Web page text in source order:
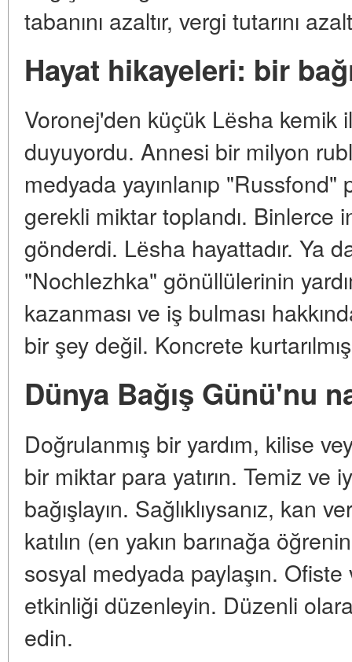
tabanını azaltır, vergi tutarını
Hayat hikayeleri: bir
Voronej'den küçük Lёsha kemik
duyuyordu. Annesi bir milyon
medyada yayınlanıp
gerekli miktar toplandı. Binlerce
gönderdi. Lёsha hayattadır. Ya
"Nochlezhka" gönüllülerinin
kazanması ve iş bulması
bir şey değil. Koncrete
Dünya Bağış Günü'nu
Doğrulanmış bir yardım, kilise
bir miktar para yatırın. Temiz ve
bağışlayın. Sağlıklıysanız, kan
katılın (en yakın barınağa
sosyal medyada paylaşın.
etkinliği düzenleyin. Düzenli
edin.